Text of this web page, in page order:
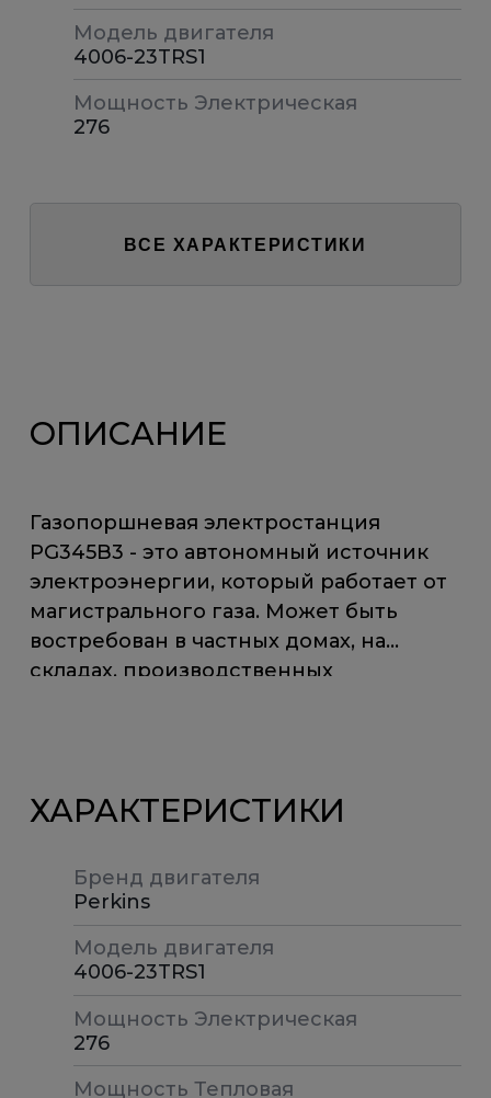
Модель двигателя
4006-23TRS1
Мощность Электрическая
276
ВСЕ ХАРАКТЕРИСТИКИ
ОПИСАНИЕ
Газопоршневая электростанция
PG345B3 - это автономный источник
электроэнергии, который работает от
магистрального газа. Может быть
востребован в частных домах, на
складах, производственных
надежным.
Газопоршневые электростанции
поставляются как в составе решений
«под ключ», так и отдельно, в виде
базовых агрегатов. Специалисты
компании Хайтед помогут выбрать
оборудование с учетом задач и
выделенного бюджета.
ХАРАКТЕРИСТИКИ
Бренд двигателя
Perkins
Модель двигателя
4006-23TRS1
Мощность Электрическая
276
Мощность Тепловая